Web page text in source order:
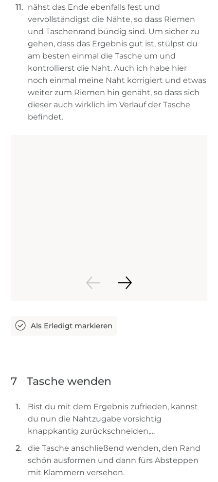
nähst das Ende ebenfalls fest und
vervollständigst die Nähte, so dass Riemen
und Taschenrand bündig sind. Um sicher zu
gehen, dass das Ergebnis gut ist, stülpst du
am besten einmal die Tasche um und
kontrollierst die Naht. Auch ich habe hier
noch einmal meine Naht korrigiert und etwas
weiter zum Riemen hin genäht, so dass sich
dieser auch wirklich im Verlauf der Tasche
befindet.
7 Tasche wenden
Bist du mit dem Ergebnis zufrieden, kannst
du nun die Nahtzugabe vorsichtig
knappkantig zurückschneiden,…
die Tasche anschließend wenden, den Rand
schön ausformen und dann fürs Absteppen
mit Klammern versehen.